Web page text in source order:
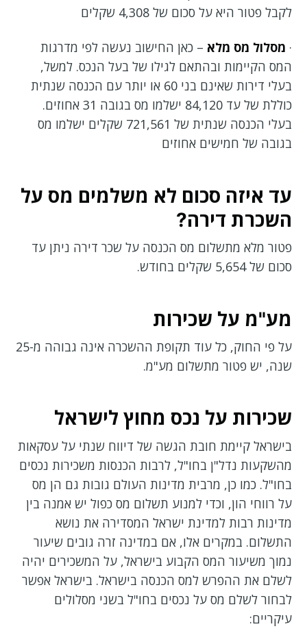
לקבל פטור היא על סכום של 4,308 שקלים
· מסלול מס מלא – כאן החישוב נעשה לפי מדרגות
המס הקיימות ובהתאם לגילו של בעל הנכס. למשל,
בעלי דירות שאינם בני 60 או יותר עם הכנסה שנתית
כוללת של עד 84,120 ישלמו מס בגובה 31 אחוזים.
בעלי הכנסה שנתית של 721,561 שקלים ישלמו מס
בגובה של חמישים אחוזים
עד איזה סכום לא משלמים מס על
השכרת דירה?
פטור מלא מתשלום מס הכנסה על שכר דירה ניתן עד
סכום של 5,654 שקלים בחודש.
מע"מ על שכירות
על פי החוק, כל עוד תקופת ההשכרה אינה גבוהה מ-25
שנה, יש פטור מתשלום מע"מ.
שכירות על נכס מחוץ לישראל
בישראל קיימת חובת הגשה של דיווח שנתי על עסקאות
מהשקעות נדל"ן בחו"ל, לרבות הכנסות משכירות נכסים
בחו"ל. כמו כן, מרבית מדינות העולם גובות גם הן מס
על רווחי הון, וכדי למנוע תשלום מס כפול יש אמנה בין
מדינות רבות למדינת ישראל המסדירה את נושא
התשלום. במקרים אלו, אם במדינה זרה גובים שיעור
נמוך משיעור המס הקבוע בישראל, על המשכירים יהיה
לשלם את ההפרש למס הכנסה בישראל. בישראל אפשר
לבחור לשלם מס על נכסים בחו"ל בשני מסלולים
עיקריים: